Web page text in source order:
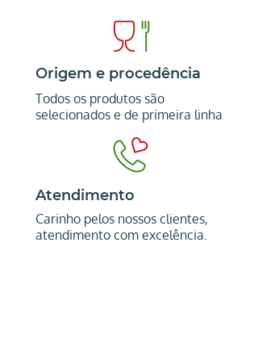
Origem e procedência
Todos os produtos são
selecionados e de primeira linha
Atendimento
Carinho pelos nossos clientes,
atendimento com excelência.